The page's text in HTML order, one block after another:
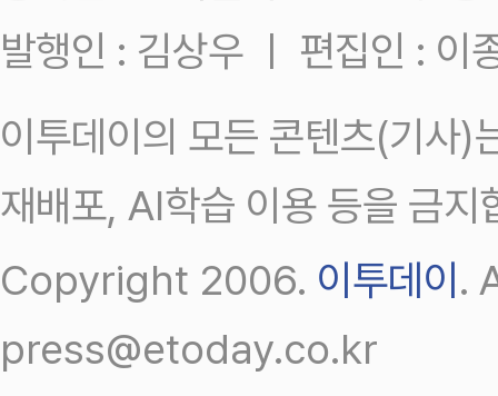
발행인 : 김상우 ㅣ 편집인 : 이
이투데이의 모든 콘텐츠(기사)
재배포, AI학습 이용 등을 금지
Copyright 2006. 이투데이.
press@etoday.co.kr